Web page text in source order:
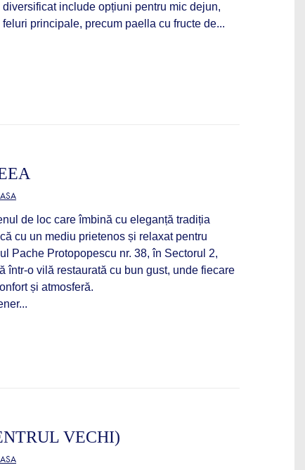
include opțiuni pentru mic dejun,
principale, precum paella cu fructe de...
de loc care îmbină cu eleganță tradiția
cu un mediu prietenos și relaxat pentru
Pache Protopopescu nr. 38, în Sectorul 2,
într-o vilă restaurată cu bun gust, unde fiecare
și atmosferă.
VECHI)